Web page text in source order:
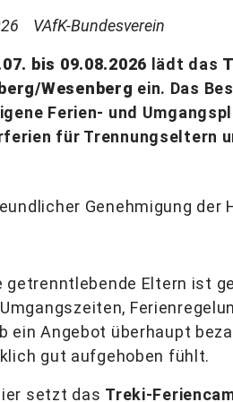
VAfK-Bundesverein
bis 09.08.2026 lädt das
Wesenberg ein. Das
Ferien- und
für Trennungseltern
Genehmigung der
getrenntlebende Eltern ist
ein Angebot überhaupt
gut aufgehoben fühlt.
setzt das Treki-